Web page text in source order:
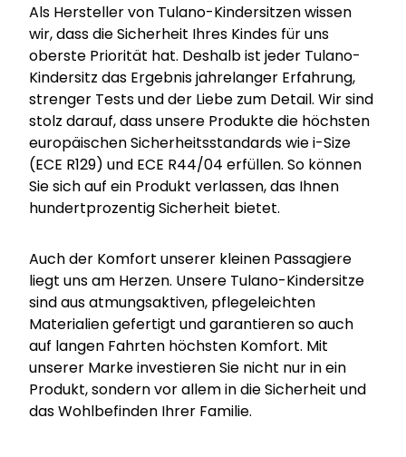
Als Hersteller von Tulano-Kindersitzen wissen
wir, dass die Sicherheit Ihres Kindes für uns
oberste Priorität hat. Deshalb ist jeder Tulano-
Kindersitz das Ergebnis jahrelanger Erfahrung,
strenger Tests und der Liebe zum Detail. Wir sind
stolz darauf, dass unsere Produkte die höchsten
europäischen Sicherheitsstandards wie i-Size
(ECE R129) und ECE R44/04 erfüllen. So können
Sie sich auf ein Produkt verlassen, das Ihnen
hundertprozentig Sicherheit bietet.
Auch der Komfort unserer kleinen Passagiere
liegt uns am Herzen. Unsere Tulano-Kindersitze
sind aus atmungsaktiven, pflegeleichten
Materialien gefertigt und garantieren so auch
auf langen Fahrten höchsten Komfort. Mit
unserer Marke investieren Sie nicht nur in ein
Produkt, sondern vor allem in die Sicherheit und
das Wohlbefinden Ihrer Familie.